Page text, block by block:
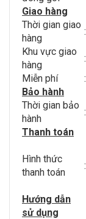
Giao hàng
Thời gian giao
hàng
:
Khu vực giao
hàng
:
Miễn phí
:
Bảo hành
Thời gian bảo
hành
:
Thanh toán
Hình thức
thanh toán
:
Hướng dẫn
sử dụng